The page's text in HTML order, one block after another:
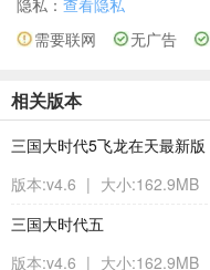
需要联网 无广告
相关版本
三国大时代5飞龙在天最新版
版本:v4.6 | 大小:162.9MB
三国大时代五
版本:v4.6 | 大小:162.9MB